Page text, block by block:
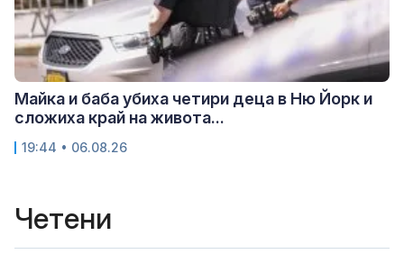
Майка и баба убиха четири деца в Ню Йорк и
сложиха край на живота...
19:44 • 06.08.26
Четени